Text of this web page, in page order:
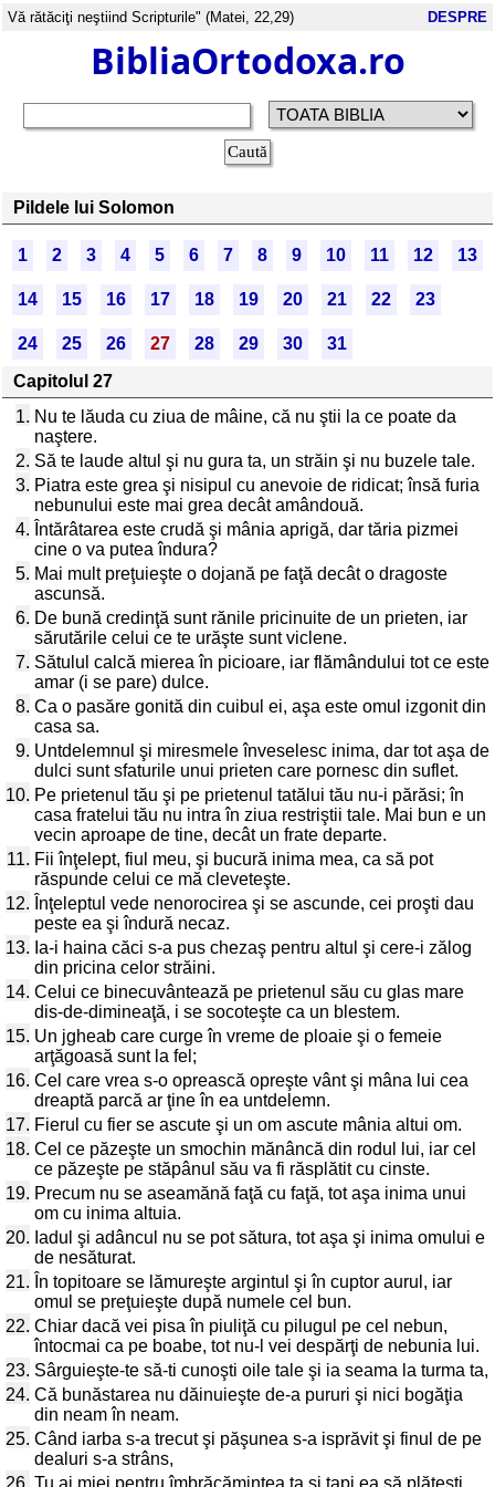
Vă rătăciţi neştiind Scripturile" (Matei, 22,29) DESPRE
BibliaOrtodoxa.ro
Pildele lui Solomon
1 2 3 4 5 6 7 8 9 10 11 12 13
14 15 16 17 18 19 20 21 22 23
24 25 26 27 28 29 30
31
Capitolul 27
1. Nu te lăuda cu ziua de mâine, că nu ştii la ce poate da
naştere.
2. Să te laude altul şi nu gura ta, un străin şi nu buzele tale.
3. Piatra este grea şi nisipul cu anevoie de ridicat; însă furia
nebunului este mai grea decât amândouă.
4. Întărâtarea este crudă şi mânia aprigă, dar tăria pizmei
cine o va putea îndura?
5. Mai mult preţuieşte o dojană pe faţă decât o dragoste
ascunsă.
6. De bună credinţă sunt rănile pricinuite de un prieten, iar
sărutările celui ce te urăşte sunt viclene.
7. Sătulul calcă mierea în picioare, iar flămândului tot ce este
amar (i se pare) dulce.
8. Ca o pasăre gonită din cuibul ei, aşa este omul izgonit din
casa sa.
9. Untdelemnul şi miresmele înveselesc inima, dar tot aşa de
dulci sunt sfaturile unui prieten care pornesc din suflet.
10. Pe prietenul tău şi pe prietenul tatălui tău nu-i părăsi; în
casa fratelui tău nu intra în ziua restriştii tale. Mai bun e un
vecin aproape de tine, decât un frate departe.
11. Fii înţelept, fiul meu, şi bucură inima mea, ca să pot
răspunde celui ce mă cleveteşte.
12. Înţeleptul vede nenorocirea şi se ascunde, cei proşti dau
peste ea şi îndură necaz.
13. Ia-i haina căci s-a pus chezaş pentru altul şi cere-i zălog
din pricina celor străini.
14. Celui ce binecuvântează pe prietenul său cu glas mare
dis-de-dimineaţă, i se socoteşte ca un blestem.
15. Un jgheab care curge în vreme de ploaie şi o femeie
arţăgoasă sunt la fel;
16. Cel care vrea s-o oprească opreşte vânt şi mâna lui cea
dreaptă parcă ar ţine în ea untdelemn.
17. Fierul cu fier se ascute şi un om ascute mânia altui om.
18. Cel ce păzeşte un smochin mănâncă din rodul lui, iar cel
ce păzeşte pe stăpânul său va fi răsplătit cu cinste.
19. Precum nu se aseamănă faţă cu faţă, tot aşa inima unui
om cu inima altuia.
20. Iadul şi adâncul nu se pot sătura, tot aşa şi inima omului e
de nesăturat.
21. În topitoare se lămureşte argintul şi în cuptor aurul, iar
omul se preţuieşte după numele cel bun.
22. Chiar dacă vei pisa în piuliţă cu pilugul pe cel nebun,
întocmai ca pe boabe, tot nu-l vei despărţi de nebunia lui.
23. Sârguieşte-te să-ti cunoşti oile tale şi ia seama la turma ta,
24. Că bunăstarea nu dăinuieşte de-a pururi şi nici bogăţia
din neam în neam.
25. Când iarba s-a trecut şi păşunea s-a isprăvit şi finul de pe
dealuri s-a strâns,
26. Tu ai miei pentru îmbrăcămintea ta şi ţapi ea să plăteşti